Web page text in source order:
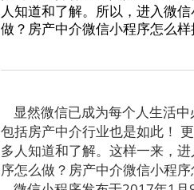
人知道和了解。所以，进入微
做？房产中介微信小程序怎么样
显然微信已成为每个人生活中
包括房产中介行业也是如此！
多人知道和了解。这样一来，
序怎么做？房产中介微信小程序